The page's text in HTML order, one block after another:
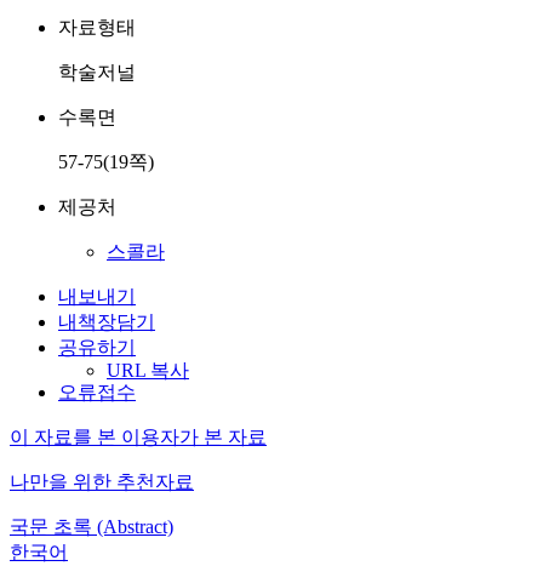
자료형태
학술저널
수록면
57-75(19쪽)
제공처
스콜라
내보내기
내책장담기
공유하기
URL 복사
오류접수
이 자료를 본 이용자가 본 자료
나만을 위한 추천자료
국문 초록 (Abstract)
한국어